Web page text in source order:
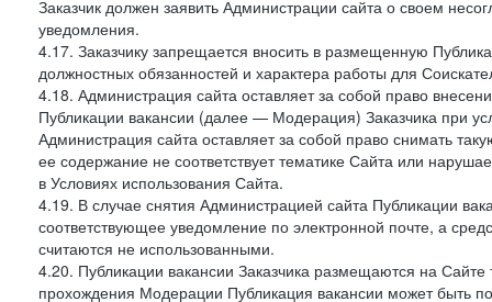
Заказчик должен заявить Администрации сайта о своем
уведомления.
4.17. Заказчику запрещается вносить в размещенную
должностных обязанностей и характера работы для
4.18. Администрация сайта оставляет за собой право
Публикации вакансии (далее — Модерация) Заказчика при
Администрация сайта оставляет за собой право снимать
ее содержание не соответствует тематике Сайта или
в Условиях использования Сайта.
4.19. В случае снятия Администрацией сайта Публикации
соответствующее уведомление по электронной почте, а
считаются не использованными.
4.20. Публикации вакансии Заказчика размещаются на
прохождения Модерации Публикация вакансии может быть